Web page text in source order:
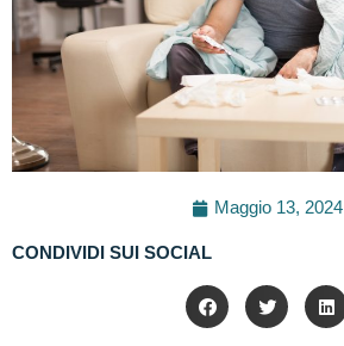
Maggio 13, 2024
CONDIVIDI SUI SOCIAL